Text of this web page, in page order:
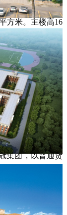
间大中小型会议
西餐厅、日本料
客商务、会议、
限公司，成立于
集团，以普通货
理、销售汽车零